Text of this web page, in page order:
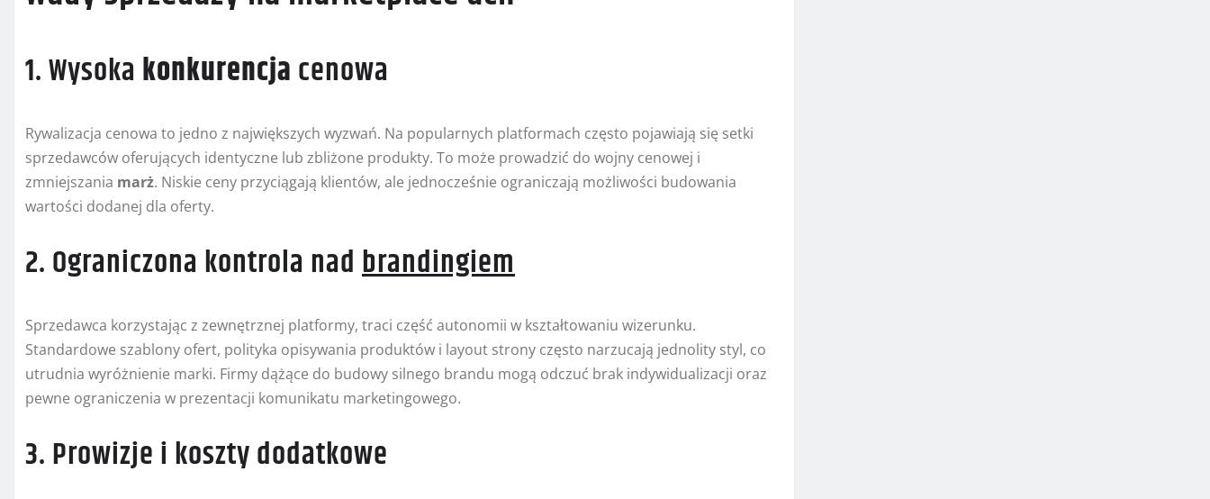
1. Wysoka konkurencjacenowa
Rywalizacja cenowa to jedno z największych wyzwań. Na popularnych platformach często pojawiają się setki
sprzedawców oferujących identyczne lub zbliżone produkty. To może prowadzić do wojny cenowej i
zmniejszania marż. Niskie ceny przyciągają klientów, ale jednocześnie ograniczają możliwości budowania
wartości dodanej dla oferty.
2. Ograniczona kontrola nadbrandingiem
Sprzedawca korzystając z zewnętrznej platformy, traci część autonomii w kształtowaniu wizerunku.
Standardowe szablony ofert, polityka opisywania produktów i layout strony często narzucają jednolity styl, co
utrudnia wyróżnienie marki. Firmy dążące do budowy silnego brandu mogą odczuć brak indywidualizacji oraz
pewne ograniczenia w prezentacji komunikatu marketingowego.
3. Prowizje i koszty dodatkowe